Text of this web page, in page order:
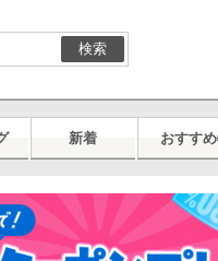
検索
新着 おすす